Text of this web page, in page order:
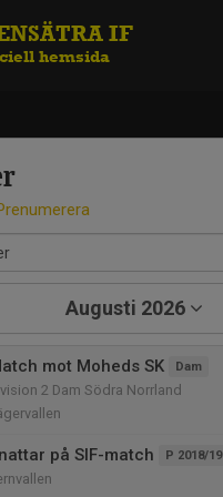
IF
hemsida
Augusti 2026
mot Moheds SK Dam
2 Dam Södra Norrland
på SIF-match P 2018/19